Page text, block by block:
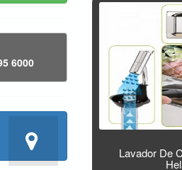
Lavador De
6000